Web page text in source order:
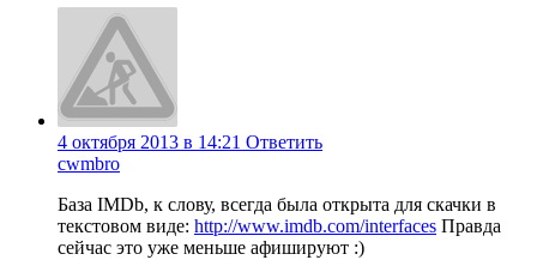
4 октября 2013 в 14:21 Ответить
cwmbro
База IMDb, к слову, всегда была открыта для скачки в
текстовом виде: http://www.imdb.com/interfaces Правда
сейчас это уже меньше афишируют :)